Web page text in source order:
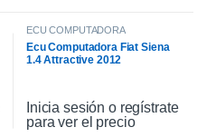
ECU COMPUTADORA
Ecu Computadora Fiat Siena
1.4 Attractive 2012
Inicia sesión o regístrate
para ver el precio